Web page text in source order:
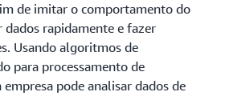
de imitar o comportamento do
dados rapidamente e fazer
Usando algoritmos de
para processamento de
pode analisar dados de